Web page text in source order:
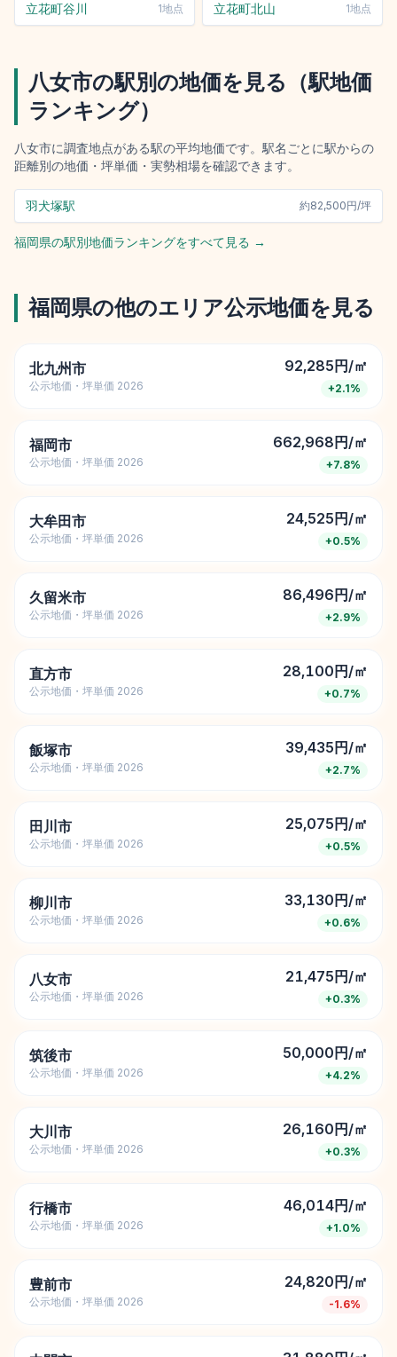
立花町谷川 1地点 立花町北山 1地点
八女市の駅別の地価を見る（駅地価
ランキング）
八女市に調査地点がある駅の平均地価です。駅名ごとに駅からの
距離別の地価・坪単価・実勢相場を確認できます。
羽犬塚駅 約82,500円/坪
福岡県の駅別地価ランキングをすべて見る →
福岡県の他のエリア公示地価を見る
北九州市
公示地価・坪単価 2026
92,285円/㎡
+2.1%
福岡市
公示地価・坪単価 2026
662,968円/㎡
+7.8%
大牟田市
公示地価・坪単価 2026
24,525円/㎡
+0.5%
久留米市
公示地価・坪単価 2026
86,496円/㎡
+2.9%
直方市
公示地価・坪単価 2026
28,100円/㎡
+0.7%
飯塚市
公示地価・坪単価 2026
39,435円/㎡
+2.7%
田川市
公示地価・坪単価 2026
25,075円/㎡
+0.5%
柳川市
公示地価・坪単価 2026
33,130円/㎡
+0.6%
八女市
公示地価・坪単価 2026
21,475円/㎡
+0.3%
筑後市
公示地価・坪単価 2026
50,000円/㎡
+4.2%
大川市
公示地価・坪単価 2026
26,160円/㎡
+0.3%
行橋市
公示地価・坪単価 2026
46,014円/㎡
+1.0%
豊前市
公示地価・坪単価 2026
24,820円/㎡
-1.6%